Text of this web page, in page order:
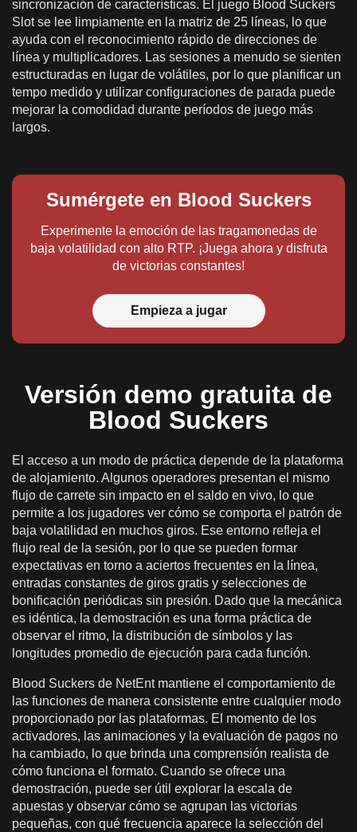
sincronización de características. El juego Blood Suckers
Slot se lee limpiamente en la matriz de 25 líneas, lo que
ayuda con el reconocimiento rápido de direcciones de
línea y multiplicadores. Las sesiones a menudo se sienten
estructuradas en lugar de volátiles, por lo que planificar un
tempo medido y utilizar configuraciones de parada puede
mejorar la comodidad durante períodos de juego más
largos.
Sumérgete en Blood Suckers
Experimente la emoción de las tragamonedas de
baja volatilidad con alto RTP. ¡Juega ahora y disfruta
de victorias constantes!
Empieza a jugar
Versión demo gratuita de
Blood Suckers
El acceso a un modo de práctica depende de la plataforma
de alojamiento. Algunos operadores presentan el mismo
flujo de carrete sin impacto en el saldo en vivo, lo que
permite a los jugadores ver cómo se comporta el patrón de
baja volatilidad en muchos giros. Ese entorno refleja el
flujo real de la sesión, por lo que se pueden formar
expectativas en torno a aciertos frecuentes en la línea,
entradas constantes de giros gratis y selecciones de
bonificación periódicas sin presión. Dado que la mecánica
es idéntica, la demostración es una forma práctica de
observar el ritmo, la distribución de símbolos y las
longitudes promedio de ejecución para cada función.
Blood Suckers de NetEnt mantiene el comportamiento de
las funciones de manera consistente entre cualquier modo
proporcionado por las plataformas. El momento de los
activadores, las animaciones y la evaluación de pagos no
ha cambiado, lo que brinda una comprensión realista de
cómo funciona el formato. Cuando se ofrece una
demostración, puede ser útil explorar la escala de
apuestas y observar cómo se agrupan las victorias
pequeñas, con qué frecuencia aparece la selección del